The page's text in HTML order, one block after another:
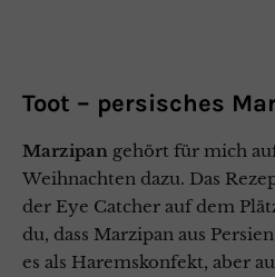
Toot – persisches
Marzipan gehört für mich
Weihnachten dazu. Das
der Eye Catcher auf dem
du, dass Marzipan aus
es als Haremskonfekt, aber